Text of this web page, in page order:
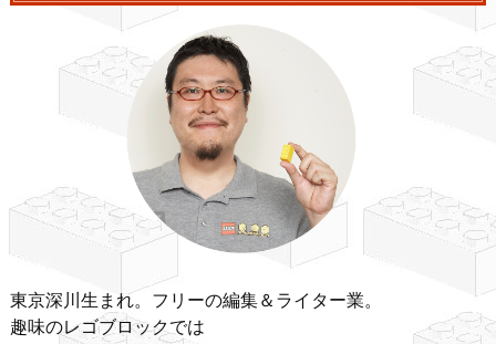
東京深川生まれ。フリーの編集＆ライター業。
趣味のレゴブロックでは